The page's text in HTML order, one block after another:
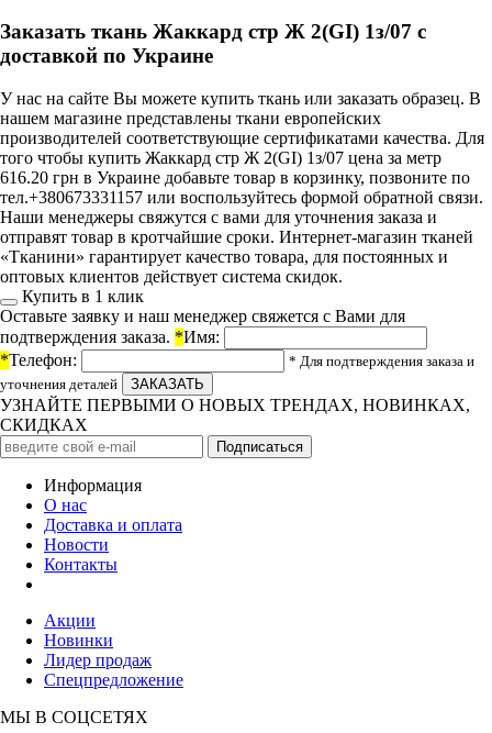
Заказать ткань Жаккард стр Ж 2(GI) 1з/07 с
доставкой по Украине
У нас на сайте Вы можете купить ткань или заказать образец. В
нашем магазине представлены ткани европейских
производителей соответствующие сертификатами качества. Для
того чтобы купить Жаккард стр Ж 2(GI) 1з/07 цена за метр
616.20 грн в Украине добавьте товар в корзинку, позвоните по
тел.+380673331157 или воспользуйтесь формой обратной связи.
Наши менеджеры свяжутся с вами для уточнения заказа и
отправят товар в кротчайшие сроки. Интернет-магазин тканей
«Тканини» гарантирует качество товара, для постоянных и
оптовых клиентов действует система скидок.
Купить в 1 клик
Оставьте заявку и наш менеджер свяжется с Вами для
подтверждения заказа. *Имя:
*Телефон:
* Для подтверждения заказа и
уточнения деталей
УЗНАЙТЕ ПЕРВЫМИ О НОВЫХ ТРЕНДАХ, НОВИНКАХ,
СКИДКАХ
Информация
О нас
Доставка и оплата
Новости
Контакты
Акции
Новинки
Лидер продаж
Спецпредложение
МЫ В СОЦСЕТЯХ